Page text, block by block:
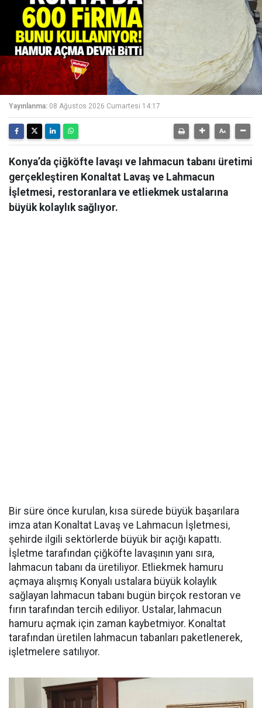
Yayınlanma: 08 Ağustos 2026 Cumartesi 14:17
Konya’da çiğköfte lavaşı ve lahmacun tabanı üretimi
gerçekleştiren Konaltat Lavaş ve Lahmacun
İşletmesi, restoranlara ve etliekmek ustalarına
büyük kolaylık sağlıyor.
Bir süre önce kurulan, kısa sürede büyük başarılara
imza atan Konaltat Lavaş ve Lahmacun İşletmesi,
şehirde ilgili sektörlerde büyük bir açığı kapattı.
İşletme tarafından çiğköfte lavaşının yanı sıra,
lahmacun tabanı da üretiliyor. Etliekmek hamuru
açmaya alışmış Konyalı ustalara büyük kolaylık
sağlayan lahmacun tabanı bugün birçok restoran ve
fırın tarafından tercih ediliyor. Ustalar, lahmacun
hamuru açmak için zaman kaybetmiyor. Konaltat
tarafından üretilen lahmacun tabanları paketlenerek,
işletmelere satılıyor.